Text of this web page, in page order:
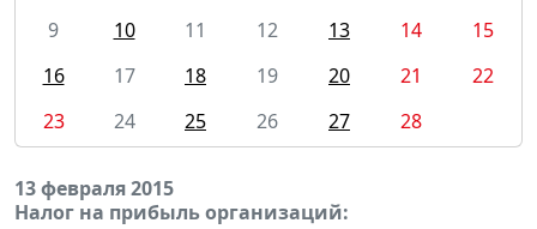
9
10 11 12 13 14
15
16
17 18 19 20 21
22
23
24 25 26 27 28
13 февраля 2015
Налог на прибыль организаций: